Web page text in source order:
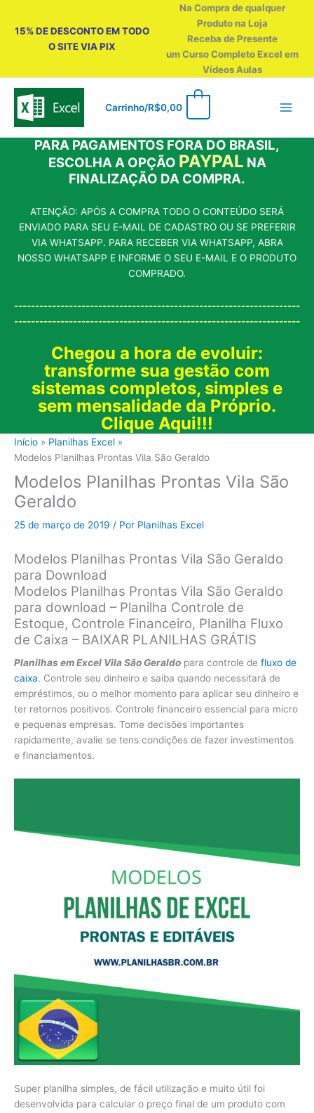
15% DE DESCONTO EM TODO
O SITE VIA PIX
Na Compra de qualquer
Produto na Loja
Receba de Presente
um Curso Completo Excel em
Vídeos Aulas
Carrinho/R$0,00
PARA PAGAMENTOS FORA DO BRASIL,
ESCOLHA A OPÇÃO PAYPAL NA
FINALIZAÇÃO DA COMPRA.
ATENÇÃO: APÓS A COMPRA TODO O CONTEÚDO SERÁ
ENVIADO PARA SEU E-MAIL DE CADASTRO OU SE PREFERIR
VIA WHATSAPP. PARA RECEBER VIA WHATSAPP, ABRA
NOSSO WHATSAPP E INFORME O SEU E-MAIL E O PRODUTO
COMPRADO.
--------------------------------------------------------------------
--------------------------------------------------------------------
Chegou a hora de evoluir:
transforme sua gestão com
sistemas completos, simples e
sem mensalidade da Próprio.
Clique Aqui!!!
Início
Planilhas Excel
Modelos Planilhas Prontas Vila São Geraldo
Modelos Planilhas Prontas Vila São
Geraldo
25 de março de 2019 / Por Planilhas Excel
Modelos Planilhas Prontas Vila São Geraldo
para Download
Modelos Planilhas Prontas Vila São Geraldo
para download – Planilha Controle de
Estoque, Controle Financeiro, Planilha Fluxo
de Caixa – BAIXAR PLANILHAS GRÁTIS
Planilhas em Excel Vila São Geraldo para controle de fluxo de
caixa. Controle seu dinheiro e saiba quando necessitará de
empréstimos, ou o melhor momento para aplicar seu dinheiro e
ter retornos positivos. Controle financeiro essencial para micro
e pequenas empresas. Tome decisões importantes
rapidamente, avalie se tens condições de fazer investimentos
e financiamentos.
Super planilha simples, de fácil utilização e muito útil foi
desenvolvida para calcular o preço final de um produto com